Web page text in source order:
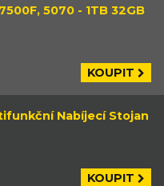
5070 - 1TB 32GB
KOUPIT
Nabíjecí Stojan
KOUPIT